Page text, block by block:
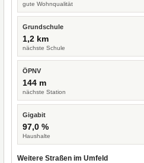
gute Wohnqualität
Grundschule
1,2 km
nächste Schule
ÖPNV
144 m
nächste Station
Gigabit
97,0 %
Haushalte
Weitere Straßen im Umfeld